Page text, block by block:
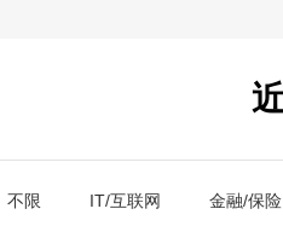
不限 IT/互联网 金融/保险